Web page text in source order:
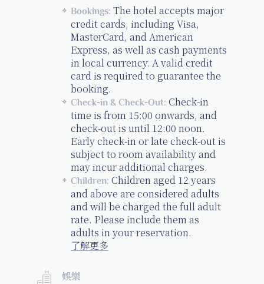
Bookings: The hotel accepts major
credit cards, including Visa,
MasterCard, and American
Express, as well as cash payments
in local currency. A valid credit
card is required to guarantee the
booking.
Check-in & Check-Out: Check-in
time is from 15:00 onwards, and
check-out is until 12:00 noon.
Early check-in or late check-out is
subject to room availability and
may incur additional charges.
Children: Children aged 12 years
and above are considered adults
and will be charged the full adult
rate. Please include them as
adults in your reservation.
了解更多
娛樂